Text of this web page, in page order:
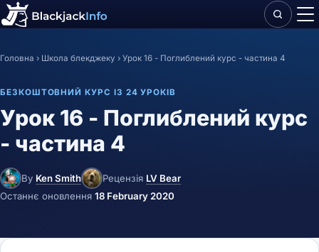
Головна › Школа блекджеку › Урок 16 - Поглиблений курс - частина 4
БЕЗКОШТОВНИЙ КУРС ІЗ 24 УРОКІВ
Урок 16 - Поглиблений курс
- частина 4
By Ken Smith Рецензія LV Bear
Останнє оновлення 18 February 2020